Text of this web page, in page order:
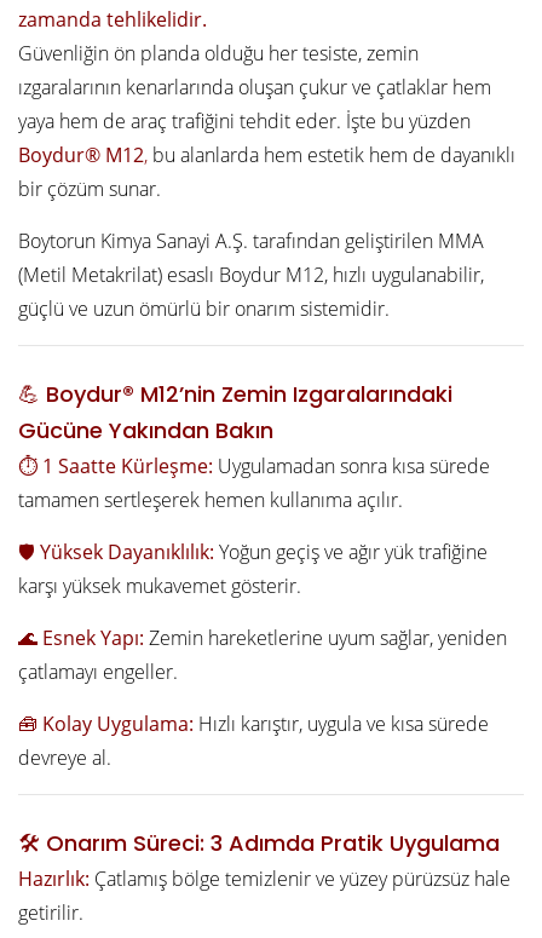
zamanda tehlikelidir.
Güvenliğin ön planda olduğu her tesiste, zemin
ızgaralarının kenarlarında oluşan çukur ve çatlaklar hem
yaya hem de araç trafiğini tehdit eder. İşte bu yüzden
Boydur® M12, bu alanlarda hem estetik hem de dayanıklı
bir çözüm sunar.
Boytorun Kimya Sanayi A.Ş. tarafından geliştirilen MMA
(Metil Metakrilat) esaslı Boydur M12, hızlı uygulanabilir,
güçlü ve uzun ömürlü bir onarım sistemidir.
💪 Boydur® M12’nin Zemin Izgaralarındaki
Gücüne Yakından Bakın
⏱️ 1 Saatte Kürleşme: Uygulamadan sonra kısa sürede
tamamen sertleşerek hemen kullanıma açılır.
🛡️ Yüksek Dayanıklılık: Yoğun geçiş ve ağır yük trafiğine
karşı yüksek mukavemet gösterir.
🌊 Esnek Yapı: Zemin hareketlerine uyum sağlar, yeniden
çatlamayı engeller.
🧰 Kolay Uygulama: Hızlı karıştır, uygula ve kısa sürede
devreye al.
🛠️ Onarım Süreci: 3 Adımda Pratik Uygulama
Hazırlık: Çatlamış bölge temizlenir ve yüzey pürüzsüz hale
getirilir.